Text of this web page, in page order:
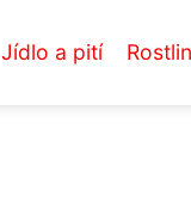
Jídlo a pití